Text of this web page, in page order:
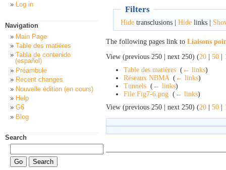
Filters
Hidetransclusions | Hidelinks |
The following pages link to Liaisons
View (previous 250 | next 250) (20 | 50 |
Table des matières ( ← links)
Réseaux NBMA ( ← links)
Tunnels ( ← links)
File:Fig7-6.png ( ← links)
View (previous 250 | next 250) (20 | 50 |
Log in
Navigation
Main Page
Table des matières
Tabla de contenido
(español)
Préambule
Recent changes
Nouvelle édition (en cours)
Help
G6
Blog
Search